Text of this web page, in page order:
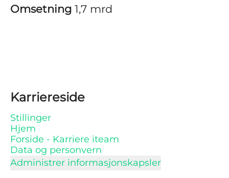
Omsetning 1,7 mrd
Karriereside
Stillinger
Hjem
Forside - Karriere iteam
Data og personvern
Administrer informasjonskapsler